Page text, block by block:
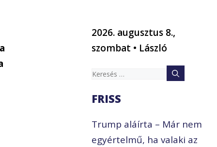
2026. augusztus 8.,
szombat • László
Keresés:
FRISS
Trump aláírta – Már nem
egyértelmű, ha valaki az